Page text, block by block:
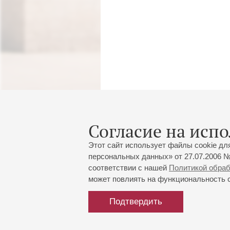
Согласие на
Этот сайт использует файлы cookie
персональных данных» от 27.07.2006
соответствии с нашей Политикой
может повлиять на функциональность
Подтвердить